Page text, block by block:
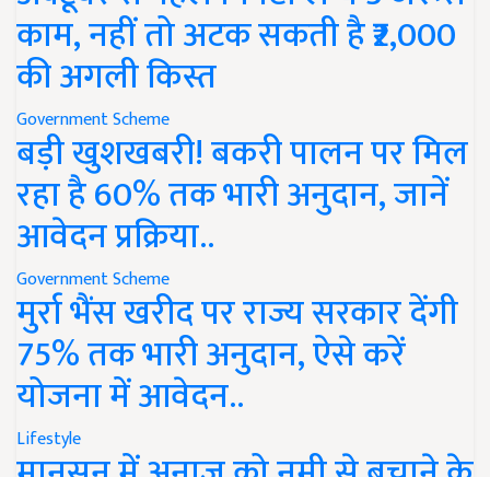
काम, नहीं तो अटक सकती है ₹2,000
की अगली किस्त
Government Scheme
बड़ी खुशखबरी! बकरी पालन पर मिल
रहा है 60% तक भारी अनुदान, जानें
आवेदन प्रक्रिया..
Government Scheme
मुर्रा भैंस खरीद पर राज्य सरकार देंगी
75% तक भारी अनुदान, ऐसे करें
योजना में आवेदन..
Lifestyle